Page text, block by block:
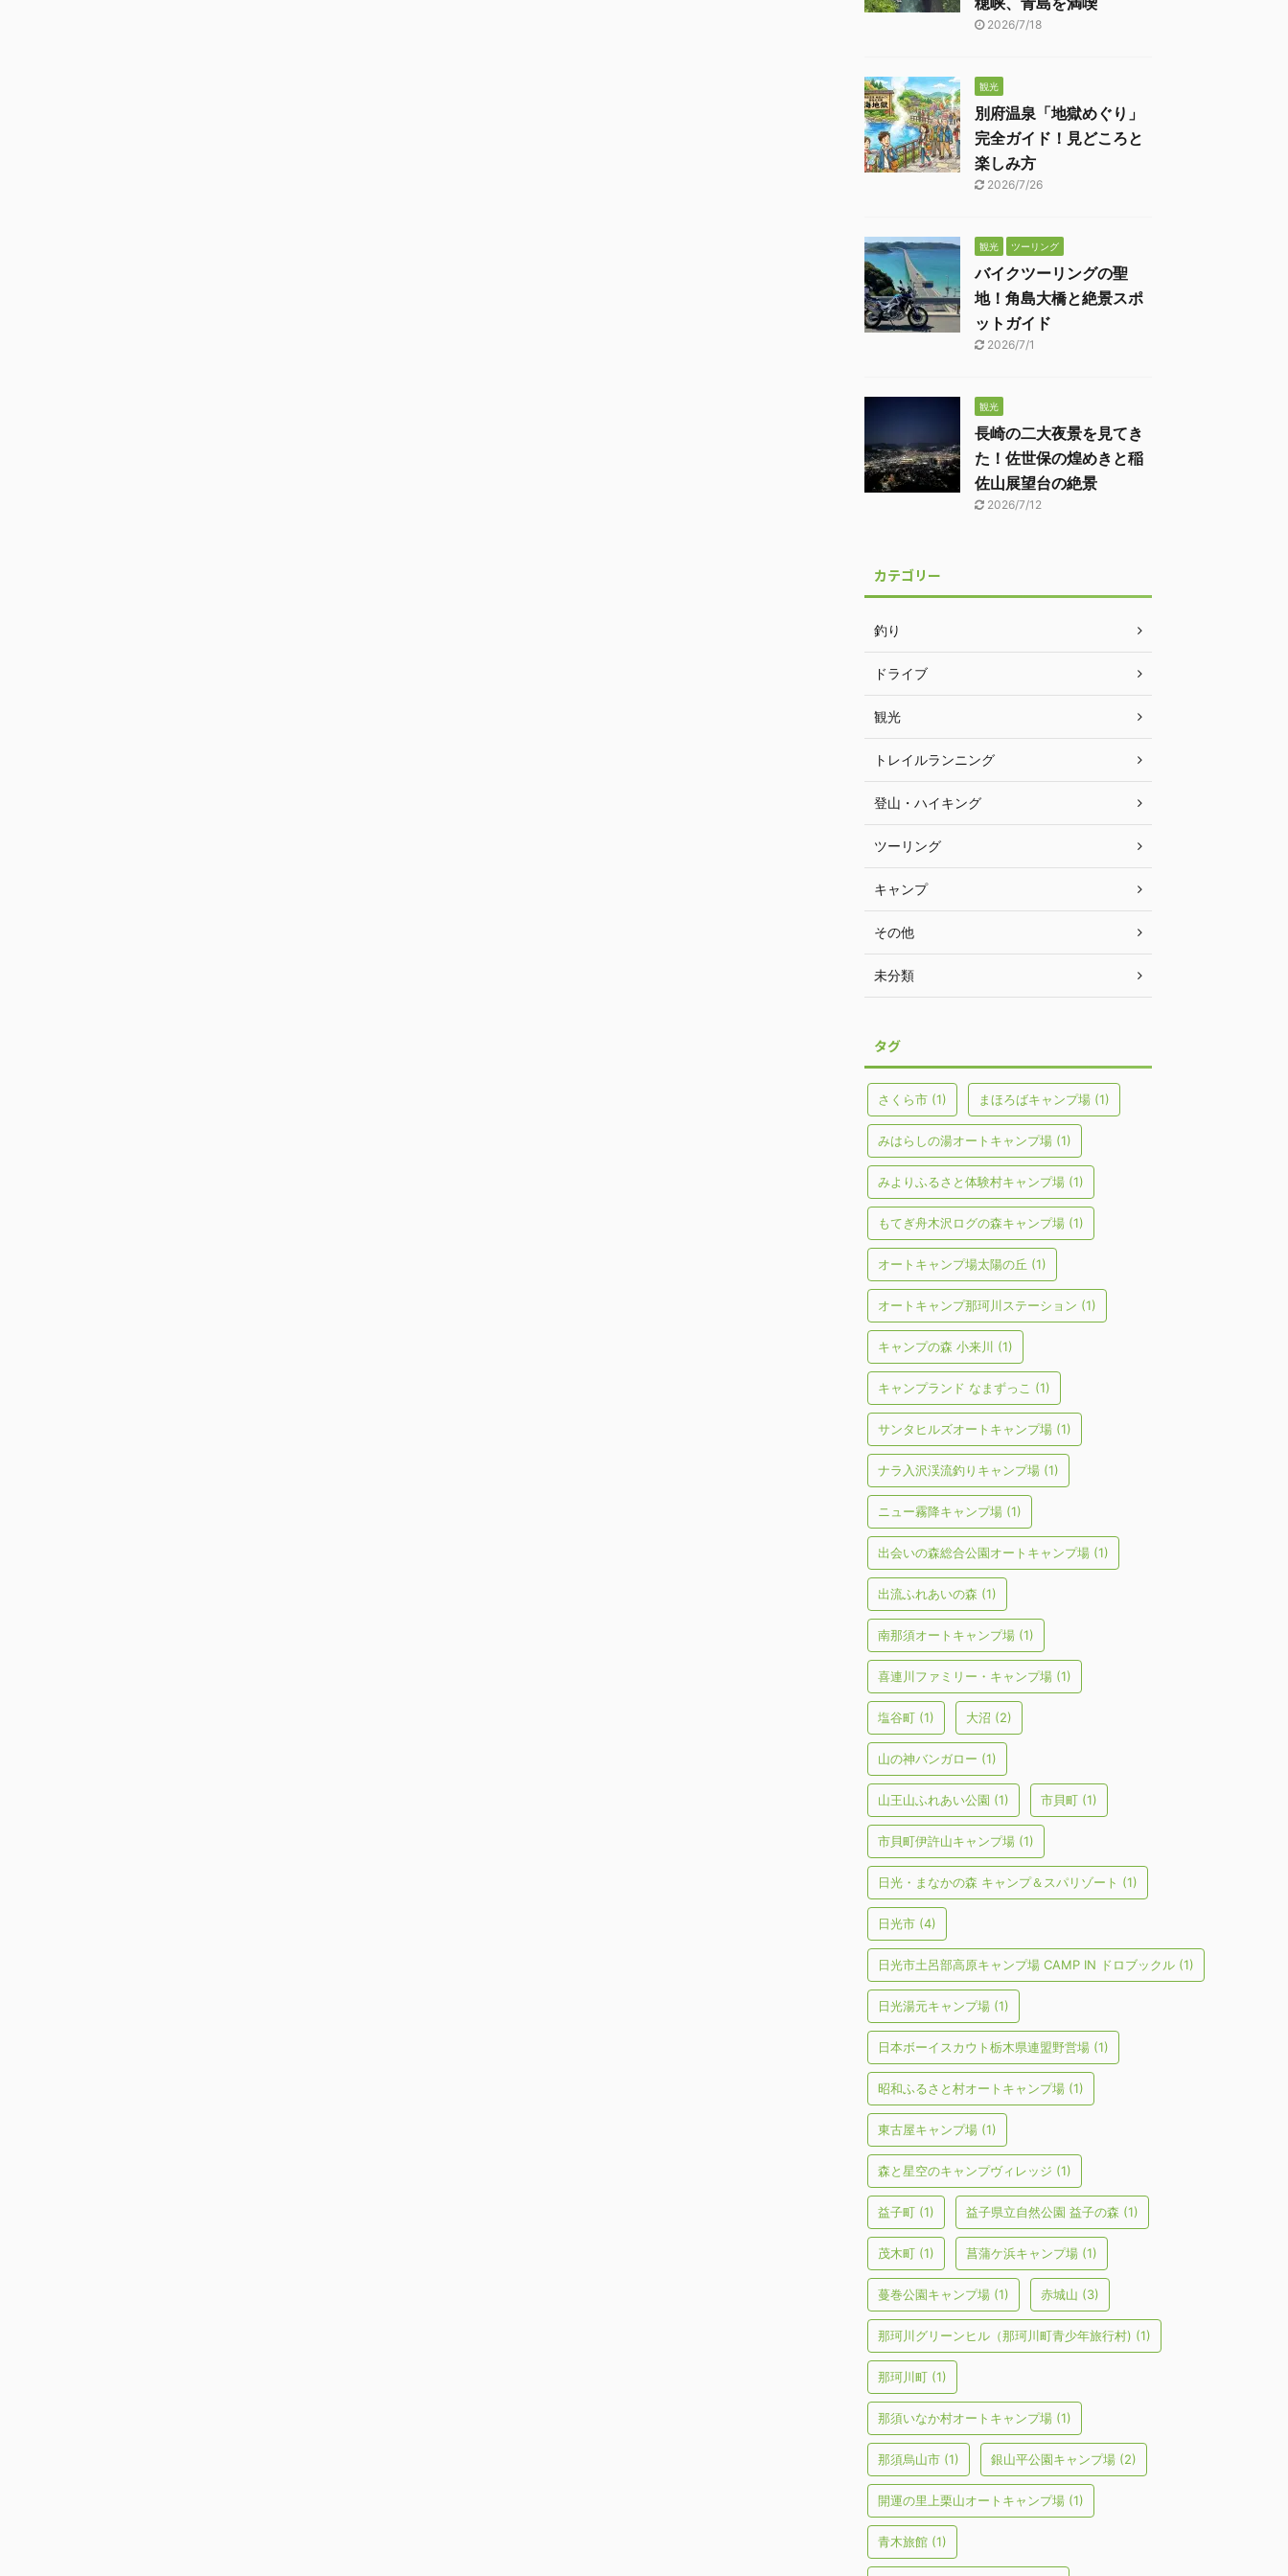
2026/7/18
観光
別府温泉「地獄めぐり」
完全ガイド！見どころと
楽しみ方
2026/7/26
観光 ツーリング
バイクツーリングの聖
地！角島大橋と絶景スポ
ットガイド
2026/7/1
観光
長崎の二大夜景を見てき
た！佐世保の煌めきと稲
佐山展望台の絶景
2026/7/12
カテゴリー
釣り
ドライブ
観光
トレイルランニング
登山・ハイキング
ツーリング
キャンプ
その他
未分類
タグ
さくら市 (1) まほろばキャンプ場 (1)
みはらしの湯オートキャンプ場 (1)
みよりふるさと体験村キャンプ場 (1)
もてぎ舟木沢ログの森キャンプ場 (1)
オートキャンプ場太陽の丘 (1)
オートキャンプ那珂川ステーション (1)
キャンプの森 小来川 (1)
キャンプランド なまずっこ (1)
サンタヒルズオートキャンプ場 (1)
ナラ入沢渓流釣りキャンプ場 (1)
ニュー霧降キャンプ場 (1)
出会いの森総合公園オートキャンプ場 (1)
出流ふれあいの森 (1)
南那須オートキャンプ場 (1)
喜連川ファミリー・キャンプ場 (1)
塩谷町 (1) 大沼 (2)
山の神バンガロー (1)
山王山ふれあい公園 (1) 市貝町 (1)
市貝町伊許山キャンプ場 (1)
日光・まなかの森 キャンプ＆スパリゾート (1)
日光市 (4)
日光市土呂部高原キャンプ場 CAMP IN ドロブックル (1)
日光湯元キャンプ場 (1)
日本ボーイスカウト栃木県連盟野営場 (1)
昭和ふるさと村オートキャンプ場 (1)
東古屋キャンプ場 (1)
森と星空のキャンプヴィレッジ (1)
益子町 (1) 益子県立自然公園 益子の森 (1)
茂木町 (1) 菖蒲ケ浜キャンプ場 (1)
蔓巻公園キャンプ場 (1) 赤城山 (3)
那珂川グリーンヒル（那珂川町青少年旅行村) (1)
那珂川町 (1)
那須いなか村オートキャンプ場 (1)
那須烏山市 (1) 銀山平公園キャンプ場 (2)
開運の里上栗山オートキャンプ場 (1)
青木旅館 (1)